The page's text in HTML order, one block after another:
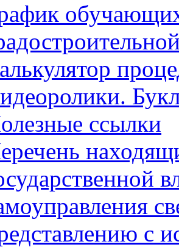
ссылки
с